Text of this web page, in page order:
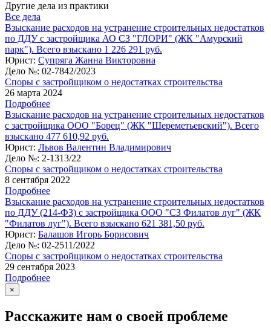
Другие дела из практики
Все дела
Взыскание расходов на устранение строительных недостатков
по ДДУ с застройщика АО СЗ "ГЛОРИ" (ЖК "Амурский
парк"). Всего взыскано 1 226 291 руб.
Юрист: Супряга Жанна Викторовна
Дело №: 02-7842/2023
Споры с застройщиком о недостатках строительства
26 марта 2024
Подробнее
Взыскание расходов на устранение строительных недостатков
с застройщика ООО "Борец" (ЖК "Шереметьевский"). Всего
взыскано 477 610,92 руб.
Юрист: Львов Валентин Владимирович
Дело №: 2-1313/22
Споры с застройщиком о недостатках строительства
8 сентября 2022
Подробнее
Взыскание расходов на устранение строительных недостатков
по ДДУ (214-ФЗ) с застройщика ООО "СЗ Филатов луг" (ЖК
"Филатов луг"). Всего взыскано 621 381,50 руб.
Юрист: Балашов Игорь Борисович
Дело №: 02-2511/2022
Споры с застройщиком о недостатках строительства
29 сентября 2023
Подробнее
×
Расскажите нам о своей проблеме